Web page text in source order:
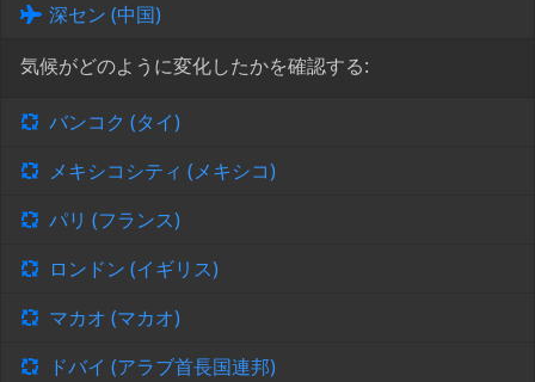
深セン (中国)
気候がどのように変化したかを確認する:
バンコク (タイ)
メキシコシティ (メキシコ)
パリ (フランス)
ロンドン (イギリス)
マカオ (マカオ)
ドバイ (アラブ首長国連邦)